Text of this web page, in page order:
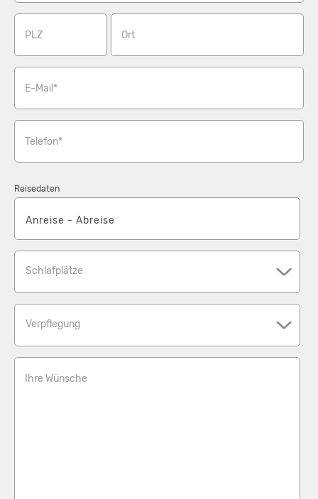
ausgebautes Wegenetz, Geltinger Birk mit Wildpferden
Vogelschutzgebiert Maasholm und Naturerlebniszentrum
Familienfreizeitpark Tolk,
Baden in der Ostsee, klares sauberes Wasser, ruhige
Badebuchten, flache Uferzonen, bewachte Strände, keine
Kurtaxe.
PLZ Ort
E-Mail*
Telefon*
Reisedaten
Schlafplätze
Verpflegung
Ihre Wünsche